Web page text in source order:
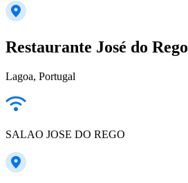
Restaurante José do Rego
Lagoa, Portugal
SALAO JOSE DO REGO